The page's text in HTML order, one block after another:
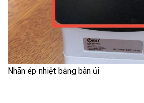
Nhãn ép nhiệt bằng bàn ủi